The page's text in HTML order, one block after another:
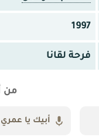
1997
فرحة لقانا
من
أبيك يا عمري